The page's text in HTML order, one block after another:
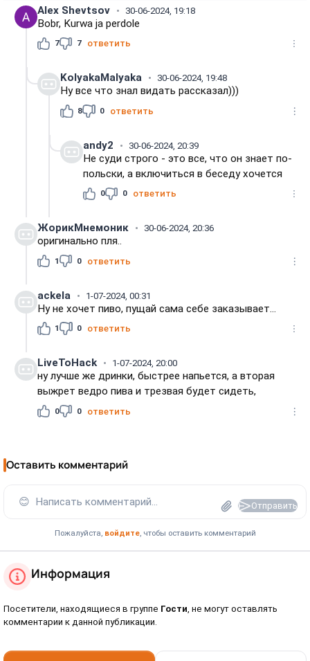
Alex Shevtsov 30-06-2024, 19:18
Bobr, Kurwa ja perdole
7 7 ответить
KolyakaMalyaka 30-06-2024, 19:48
Ну все что знал видать рассказал)))
8 0 ответить
andy2 30-06-2024, 20:39
Не суди строго - это все, что он знает по-
польски, а включиться в беседу хочется
0 0 ответить
ЖорикМнемоник 30-06-2024, 20:36
оригинально пля..
1 0 ответить
ackela 1-07-2024, 00:31
Ну не хочет пиво, пущай сама себе заказывает...
1 0 ответить
LiveToHack 1-07-2024, 20:00
ну лучше же дринки, быстрее напьется, а вторая
выжрет ведро пива и трезвая будет сидеть,
0 0 ответить
Оставить комментарий
😊 Написать комментарий... Отправить
Пожалуйста, войдите, чтобы оставить комментарий
Информация
Посетители, находящиеся в группе Гости , не могут оставлять
комментарии к данной публикации.